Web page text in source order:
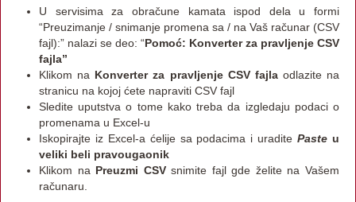
U servisima za obračune kamata ispod dela u formi
“Preuzimanje / snimanje promena sa / na Vaš računar (CSV
fajl):” nalazi se deo: “Pomoć: Konverter za pravljenje CSV
fajla”
Klikom na Konverter za pravljenje CSV fajlaodlazite na
stranicu na kojoj ćete napraviti CSV fajl
Sledite uputstva o tome kako treba da izgledaju podaci o
promenama u Excel-u
Iskopirajte iz Excel-a ćelije sa podacima i uraditePaste u
veliki beli pravougaonik
Klikom na Preuzmi CSVsnimite fajl gde želite na Vašem
računaru.